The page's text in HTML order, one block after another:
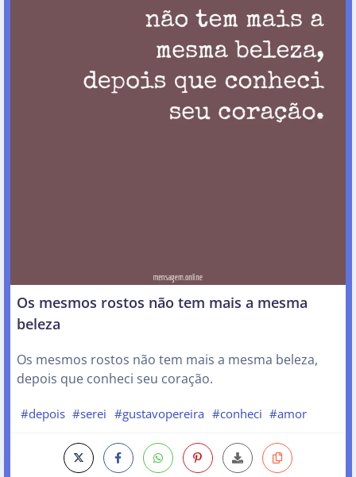
Os mesmos rostos não tem mais a mesma
beleza
Os mesmos rostos não tem mais a mesma beleza,
depois que conheci seu coração.
#depois #serei #gustavopereira #conheci #amor